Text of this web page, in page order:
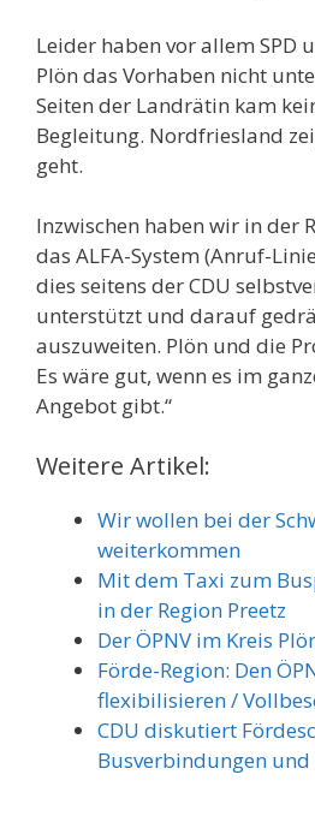
Leider haben vor allem SPD
Plön das Vorhaben nicht
Seiten der Landrätin kam
Begleitung. Nordfriesland
geht.
Inzwischen haben wir in der
das ALFA-System (Anruf-
dies seitens der CDU
unterstützt und darauf
auszuweiten. Plön und die
Es wäre gut, wenn es im
Angebot gibt.“
Weitere Artikel:
Wir wollen bei der
weiterkommen
Mit dem Taxi zum
in der Region Preetz
Der ÖPNV im Kreis
Förde-Region: Den
flexibilisieren /
CDU diskutiert
Busverbindungen und